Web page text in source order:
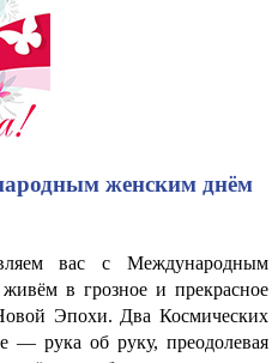
женским днём
вас с Международным
в грозное и прекрасное
Эпохи. Два Космических
— рука об руку, преодолевая